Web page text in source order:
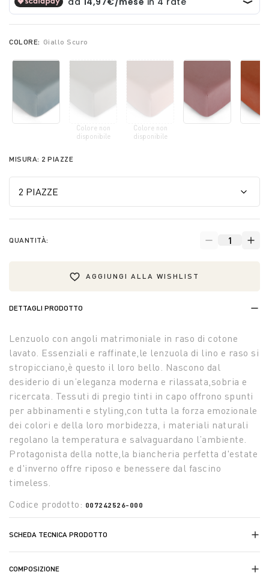
COLORE: Giallo Scuro
Colore non
disponibile
Colore non
disponibile
MISURA: 2 PIAZZE
QUANTITÀ:
AGGIUNGI ALLA WISHLIST
DETTAGLI PRODOTTO
Lenzuolo con angoli matrimoniale in raso di cotone
lavato. Essenziali e raffinate,le lenzuola di lino e raso si
stropicciano,è questo il loro bello. Nascono dal
desiderio di un’eleganza moderna e rilassata,sobria e
ricercata. Tessuti di pregio tinti in capo offrono spunti
per abbinamenti e styling,con tutta la forza emozionale
dei colori e della loro morbidezza, i materiali naturali
regolano la temperatura e salvaguardano l’ambiente.
Protagonista della notte,la biancheria perfetta d'estate
e d'inverno offre riposo e benessere dal fascino
timeless.
Codice prodotto: 007242526-000
SCHEDA TECNICA PRODOTTO
COMPOSIZIONE